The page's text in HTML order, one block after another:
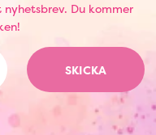
Du kommer
SKICKA